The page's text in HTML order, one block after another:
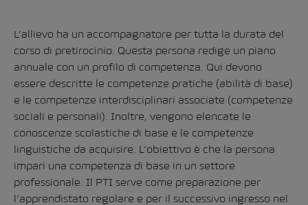
L’allievo ha un accompagnatore per tutta la durata del
corso di pretirocinio. Questa persona redige un piano
annuale con un profilo di competenza. Qui devono
essere descritte le competenze pratiche (abilità di base)
e le competenze interdisciplinari associate (competenze
sociali e personali). Inoltre, vengono elencate le
conoscenze scolastiche di base e le competenze
linguistiche da acquisire. L’obiettivo è che la persona
impari una competenza di base in un settore
professionale. Il PTI serve come preparazione per
l’apprendistato regolare e per il successivo ingresso nel